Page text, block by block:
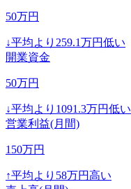
50万円
↓平均より 259.1万円低い
開業資金
50万円
↓平均より 1091.3万円低い
営業利益(月間)
150万円
↑平均より 58万円高い